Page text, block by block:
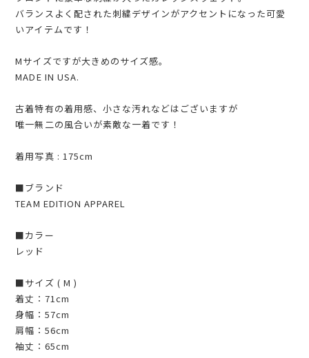
バランスよく配された刺繍デザインがアクセントになった可愛
いアイテムです！
Mサイズですが大きめのサイズ感。
MADE IN USA.
古着特有の着用感、小さな汚れなどはございますが
唯一無二の風合いが素敵な一着です！
着用写真 : 175cm
■ブランド
TEAM EDITION APPAREL
■カラー
レッド
■サイズ ( M )
着丈：71cm
身幅：57cm
肩幅：56cm
袖丈：65cm